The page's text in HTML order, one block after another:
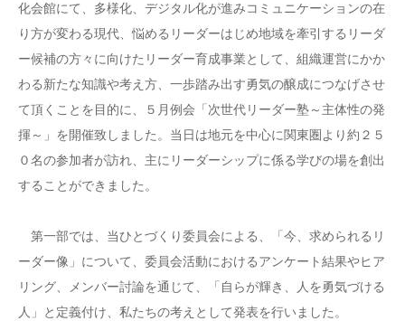
化会館にて、多様化、デジタル化が進みコミュニケーションの在
り方が変わる現代、悩めるリーダーはじめ地域を牽引するリーダ
ー候補の方々に向けたリーダー育成事業として、組織運営にかか
わる新たな知識や考え方、一歩踏み出す勇気の醸成につなげさせ
て頂くことを目的に、５月例会「次世代リーダー塾～主体性の発
揮～」を開催致しました。当日は地元を中心に関東圏より約２５
０名の参加者が訪れ、主にリーダーシップに係る学びの場を創出
することができました。
第一部では、当ひとづくり委員会による、「今、求められるリ
ーダー像」について、委員会活動におけるアンケート結果やヒア
リング、メンバー討論を通じて、「自らが輝き、人を勇気づける
人」と定義付け、私たちの考えとして発表を行いました。